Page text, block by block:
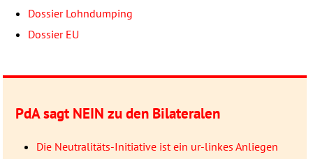
Dossier Lohndumping
Dossier EU
PdA sagt NEIN zu den Bilateralen
Die Neutralitäts-Initiative ist ein ur-linkes Anliegen